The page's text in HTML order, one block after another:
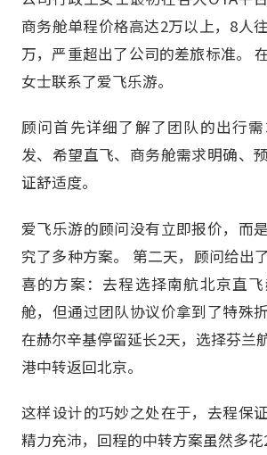
商务舱单程价格高达2万以上，8人
万，严重超出了公司的差旅标准。
女士联系了爱飞乐游。
顾问首先详细了解了团队的出行
发、希望直飞、商务舱需求明确、
证舒适度。
爱飞乐游的顾问没有立即报价，而
究了多种方案。 第二天，顾问给出
喜的方案：去程选择南航北京直
舱，但通过团队协议价拿到了特殊
在赫尔辛基停留延长2天，选择芬兰
港中转返回北京。
这样设计的巧妙之处在于，去程保
精力充沛，回程的中转方案虽然多